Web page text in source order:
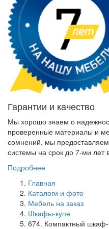
Гарантии и качество
Мы хорошо знаем о
проверенные материалы и
сомнений, мы
системы на срок до 7-ми лет
Подробнее
Главная
Каталоги и фото
Мебель на заказ
Шкафы-купе
674. Компактный